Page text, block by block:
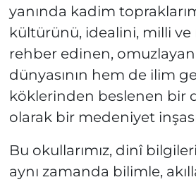
yanında kadim
kültürünü, idealini, milli ve
rehber edinen,
dünyasının hem de ilim
köklerinden beslenen bir
olarak bir medeniyet
Bu okullarımız, dinî
aynı zamanda bilimle,